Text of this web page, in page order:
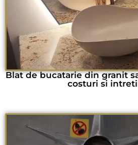
Blat de bucatarie din granit
costuri si